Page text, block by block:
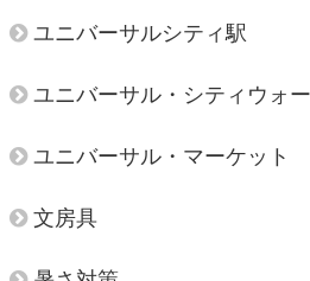
ユニバーサルシティ駅
ユニバーサル・シティウォ
ユニバーサル・マーケット
文房具